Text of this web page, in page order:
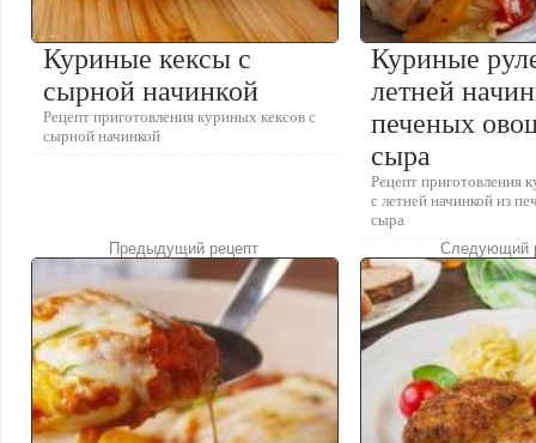
Куриные кексы с
сырной начинкой
Рецепт приготовления куриных кексов с
сырной начинкой
Куриные
летней
печеных
сыра
Рецепт приготовления
с летней начинкой из
сыра
Предыдущий рецепт
Следующий